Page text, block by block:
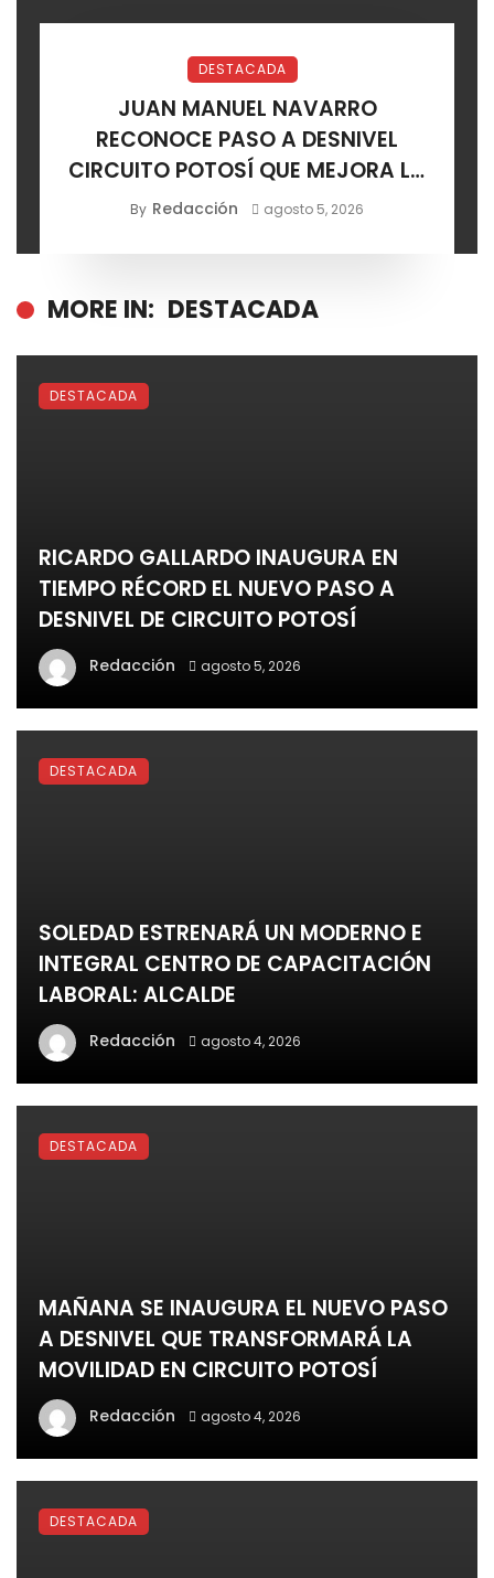
DESTACADA
JUAN MANUEL NAVARRO
RECONOCE PASO A DESNIVEL
CIRCUITO POTOSÍ QUE MEJORA LA
MOVILIDAD METROPOLITANA
By Redacción agosto 5, 2026
MORE IN: DESTACADA
RICARDO GALLARDO INAUGURA EN
TIEMPO RÉCORD EL NUEVO PASO A
DESNIVEL DE CIRCUITO POTOSÍ
Redacción agosto 5, 2026
DESTACADA
SOLEDAD ESTRENARÁ UN MODERNO E
INTEGRAL CENTRO DE CAPACITACIÓN
LABORAL: ALCALDE
Redacción agosto 4, 2026
DESTACADA
MAÑANA SE INAUGURA EL NUEVO PASO
A DESNIVEL QUE TRANSFORMARÁ LA
MOVILIDAD EN CIRCUITO POTOSÍ
Redacción agosto 4, 2026
DESTACADA
DESTACADA